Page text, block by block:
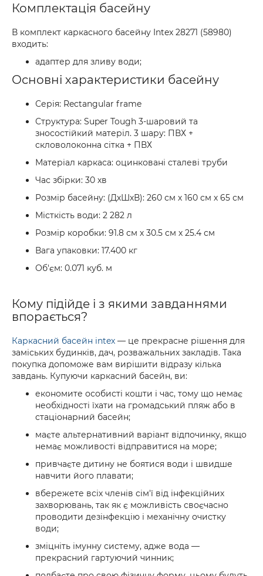
Комплектація басейну
В комплект каркасного басейну Intex 28271 (58980)
входить:
адаптер для зливу води;
Основні характеристики басейну
Серія: Rectangular frame
Структура: Super Tough 3-шаровий та
зносостійкий матеріл. 3 шару: ПВХ +
скловолоконна сітка + ПВХ
Матеріал каркаса: оцинковані сталеві труби
Час збірки: 30 хв
Розмір басейну: (ДхШхВ): 260 см х 160 см х 65 см
Місткість води: 2 282 л
Розмір коробки: 91.8 см х 30.5 см х 25.4 см
Вага упаковки: 17.400 кг
Об'єм: 0.071 куб. м
Кому підійде і з якими завданнями
впорається?
Каркасний басейн intex — це прекрасне рішення для
заміських будинків, дач, розважальних закладів. Така
покупка допоможе вам вирішити відразу кілька
завдань. Купуючи каркасний басейн, ви:
економите особисті кошти і час, тому що немає
необхідності їхати на громадський пляж або в
стаціонарний басейн;
маєте альтернативний варіант відпочинку, якщо
немає можливості відправитися на море;
привчаєте дитину не боятися води і швидше
навчити його плавати;
вбережете всіх членів сім'ї від інфекційних
захворювань, так як є можливість своєчасно
проводити дезінфекцію і механічну очистку
води;
зміцніть імунну систему, адже вода —
прекрасний гартуючий чинник;